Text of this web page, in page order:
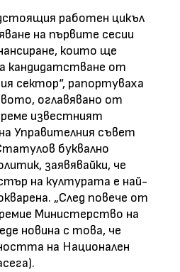
работен цикъл
на първите сесии
които ще
кандидатстване от
сектор“, рапортуваха
оглавявано от
известният
Управителния съвет
буквално
заявявайки, че
на културата е най-
„След повече от
Министерство на
новина с това, че
на Национален